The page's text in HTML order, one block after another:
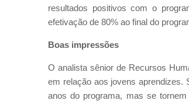
resultados positivos com o
efetivação de 80% ao final do
Boas impressões
O analista sênior de Recursos
em relação aos jovens aprendizes.
anos do programa, mas se